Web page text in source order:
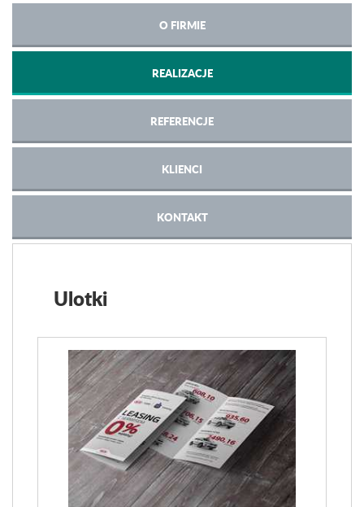
O FIRMIE
REALIZACJE
REFERENCJE
KLIENCI
KONTAKT
Ulotki